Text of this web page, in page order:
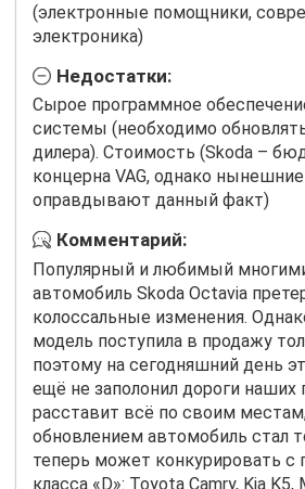
(электронные помощники,
электроника)
Недостатки:
Сырое программное
системы (необходимо
дилера). Стоимость (Skoda –
концерна VAG, однако
оправдывают данный факт)
Комментарий:
Популярный и любимый
автомобиль Skoda Octavia
колоссальные изменения.
модель поступила в продажу
поэтому на сегодняшний день
ещё не заполонил дороги наших
расставит всё по своим
обновлением автомобиль стал
теперь может конкурировать с
класса « D»: Toyota Camry, Kia K5,